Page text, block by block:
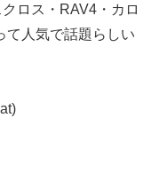
ロス・RAV4・カロ
て人気で話題らしい